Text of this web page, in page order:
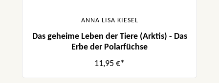
ANNA LISA KIESEL
Das geheime Leben der Tiere (Arktis) - Das
Erbe der Polarfüchse
11,95 €*